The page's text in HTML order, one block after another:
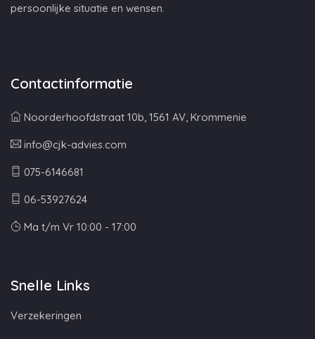
persoonlijke situatie en wensen.
Contactinformatie
Noorderhoofdstraat 10b, 1561 AV, Krommenie
info@cjk-advies.com
075-6146681
06-53927624
Ma t/m Vr 10:00 - 17:00
Snelle Links
Verzekeringen